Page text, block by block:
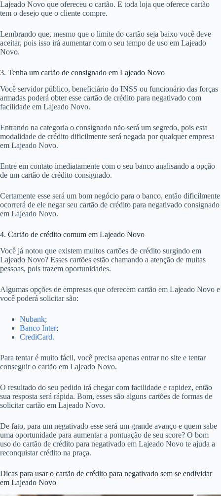
Lajeado Novo que ofereceu o cartão. E toda loja que oferece cartão
tem o desejo que o cliente compre.
Lembrando que, mesmo que o limite do cartão seja baixo você deve
aceitar, pois isso irá aumentar com o seu tempo de uso em Lajeado
Novo.
3. Tenha um cartão de consignado em Lajeado Novo
Você servidor público, beneficiário do INSS ou funcionário das forças
armadas poderá obter esse cartão de crédito para negativado com
facilidade em Lajeado Novo.
Entrando na categoria o consignado não será um segredo, pois esta
modalidade de crédito dificilmente será negada por qualquer empresa
em Lajeado Novo.
Entre em contato imediatamente com o seu banco analisando a opção
de um cartão de crédito consignado.
Certamente esse será um bom negócio para o banco, então dificilmente
ocorrerá de ele negar seu cartão de crédito para negativado consignado
em Lajeado Novo.
4. Cartão de crédito comum em Lajeado Novo
Você já notou que existem muitos cartões de crédito surgindo em
Lajeado Novo? Esses cartões estão chamando a atenção de muitas
pessoas, pois trazem oportunidades.
Algumas opções de empresas que oferecem cartão em Lajeado Novo e
você poderá solicitar são:
Nubank;
Banco Inter;
CrediCard.
Para tentar é muito fácil, você precisa apenas entrar no site e tentar
conseguir o cartão em Lajeado Novo.
O resultado do seu pedido irá chegar com facilidade e rapidez, então
sua resposta será rápida. Bom, esses são alguns cartões de formas de
solicitar cartão em Lajeado Novo.
De fato, para um negativado esse será um grande avanço e quem sabe
uma oportunidade para aumentar a pontuação de seu score? O bom
uso do cartão de crédito para negativado em Lajeado Novo te ajuda a
reconquistar crédito na praça.
Dicas para usar o cartão de crédito para negativado sem se endividar
em Lajeado Novo